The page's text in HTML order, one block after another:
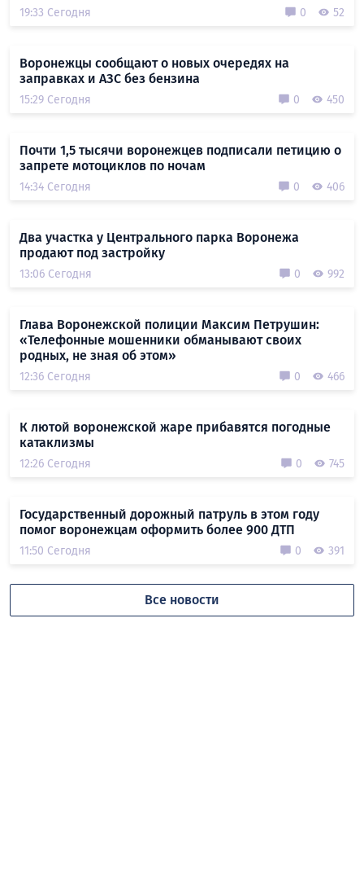
19:33 Сегодня 0 52
Воронежцы сообщают о новых очередях на
заправках и АЗС без бензина
15:29 Сегодня 0 450
Почти 1,5 тысячи воронежцев подписали петицию о
запрете мотоциклов по ночам
14:34 Сегодня 0 406
Два участка у Центрального парка Воронежа
продают под застройку
13:06 Сегодня 0 992
Глава Воронежской полиции Максим Петрушин:
«Телефонные мошенники обманывают своих
родных, не зная об этом»
12:36 Сегодня 0 466
К лютой воронежской жаре прибавятся погодные
катаклизмы
12:26 Сегодня 0 745
Государственный дорожный патруль в этом году
помог воронежцам оформить более 900 ДТП
11:50 Сегодня 0 391
Все новости